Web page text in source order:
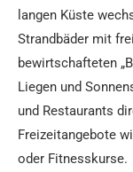
langen Küste
Strandbäder mit
bewirtschafteten
Liegen und
und Restaurants
Freizeitangebote
oder Fitnesskurse.